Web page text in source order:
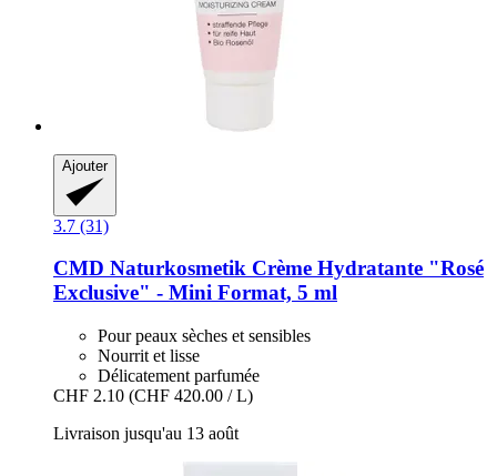
Ajouter
3.7 (31)
CMD Naturkosmetik Crème Hydratante "Rosé
Exclusive" -​ Mini Format, 5 ml
Pour peaux sèches et sensibles
Nourrit et lisse
Délicatement parfumée
CHF 2.10 (CHF 420.00 / L)
Livraison jusqu'au 13 août